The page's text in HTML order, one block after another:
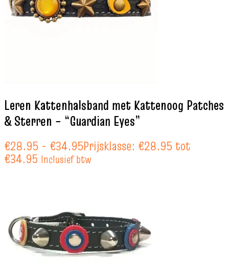
Leren Kattenhalsband met Kattenoog Patches
& Sterren – “Guardian Eyes”
€28.95 - €34.95Prijsklasse: €28.95 tot
€34.95 Inclusief btw